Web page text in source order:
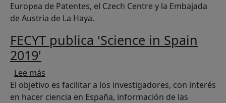
Europea de Patentes, el Czech Centre y la Embajada
de Austria de La Haya.
FECYT publica 'Science in Spain
2019'
Lee más
El objetivo es facilitar a los investigadores, con interés
en hacer ciencia en España, información de las